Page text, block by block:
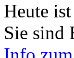
Heute
Sie sind